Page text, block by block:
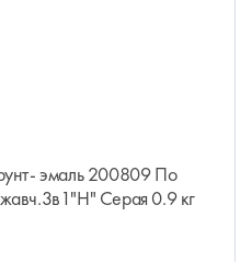
эмаль 200809 По
Серая 0.9 кг